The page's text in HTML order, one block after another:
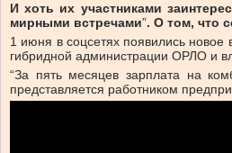
И хоть их участниками
мирными встречами”​. О том, что
1 июня в соцсетях появились новое
гибридной администрации ОРЛО и
“За пять месяцев зарплата на
представляется работником